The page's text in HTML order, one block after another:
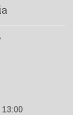
13:00